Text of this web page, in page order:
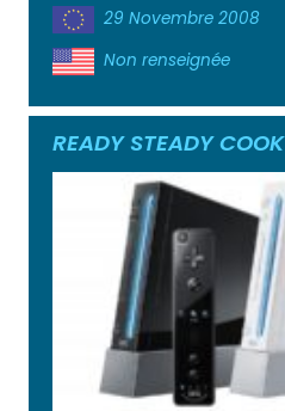
29 Novembre 2008
Non renseignée
READY STEADY COOK